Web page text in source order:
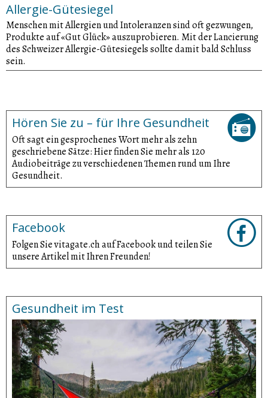
Allergie-Gütesiegel
Menschen mit Allergien und Intoleranzen sind oft gezwungen,
Produkte auf «Gut Glück» auszuprobieren. Mit der Lancierung
des Schweizer Allergie-Gütesiegels sollte damit bald Schluss
sein.
Hören Sie zu – für Ihre Gesundheit
Oft sagt ein gesprochenes Wort mehr als zehn
geschriebene Sätze: Hier finden Sie mehr als 120
Audiobeiträge zu verschiedenen Themen rund um Ihre
Gesundheit.
Facebook
Folgen Sie vitagate.ch auf Facebook und teilen Sie
unsere Artikel mit Ihren Freunden!
Gesundheit im Test